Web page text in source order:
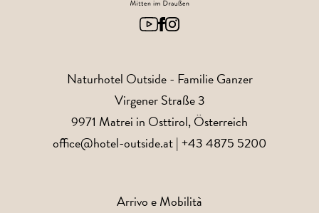
Naturhotel Outside- Familie Ganzer
Virgener Straße 3
9971 Matrei in Osttirol, Österreich
office@hotel-outside.at|+43 4875 5200
Arrivo e Mobilità